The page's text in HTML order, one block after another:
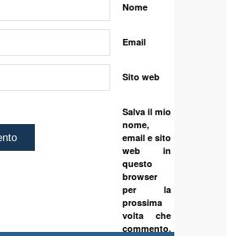
Nome
Email
Sito web
Salva il mio
nome,
email e sito
web in
questo
browser
per la
prossima
volta che
commento.